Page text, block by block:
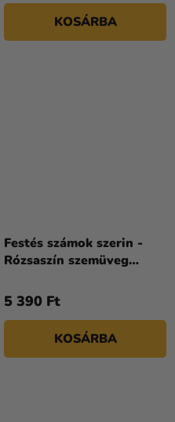
KOSÁRBA
Festés számok szerin -
Rózsaszín szemüveg
cm
5 390 Ft
KOSÁRBA